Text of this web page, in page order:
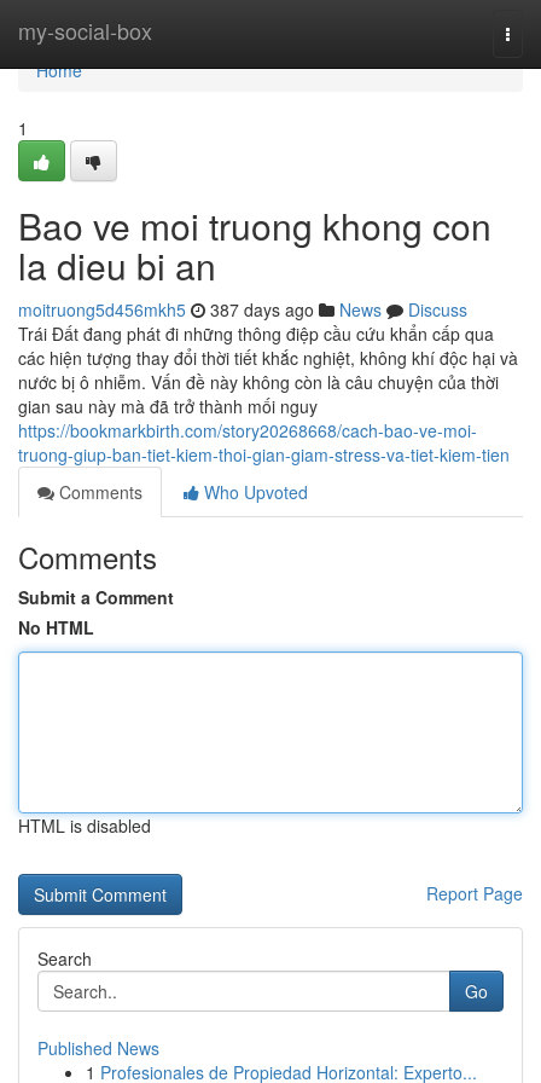
my-social-box
Home
Home
1
Bao ve moi truong khong con
la dieu bi an
moitruong5d456mkh5 387 days ago News
Discuss
Trái Đất đang phát đi những thông điệp cầu cứu khẩn cấp qua
các hiện tượng thay đổi thời tiết khắc nghiệt, không khí độc hại và
nước bị ô nhiễm. Vấn đề này không còn là câu chuyện của thời
gian sau này mà đã trở thành mối nguy
https://bookmarkbirth.com/story20268668/cach-bao-ve-moi-
truong-giup-ban-tiet-kiem-thoi-gian-giam-stress-va-tiet-kiem-tien
Comments
Who Upvoted
Comments
Submit a Comment
No HTML
HTML is disabled
Report Page
Search
Go
Published News
1 Profesionales de Propiedad Horizontal: Experto...